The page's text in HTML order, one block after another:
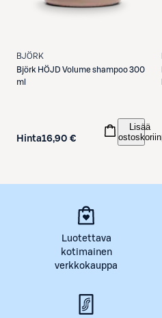
BJÖRK
Björk HÖJD Volume shampoo 300
ml
Hinta16,90 €
Lisää
ostoskoriin
Luotettava
kotimainen
verkkokauppa